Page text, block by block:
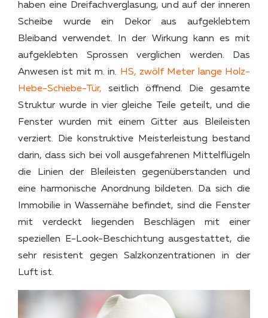
haben eine Dreifachverglasung, und auf der inneren
Scheibe wurde ein Dekor aus aufgeklebtem
Bleiband verwendet. In der Wirkung kann es mit
aufgeklebten Sprossen verglichen werden. Das
Anwesen ist mit m. in.
HS, zwölf Meter lange Holz-
Hebe-Schiebe-Tür, seitlich öffnend. Die gesamte
Struktur wurde in vier gleiche Teile geteilt, und die
Fenster wurden mit einem Gitter aus Bleileisten
verziert. Die konstruktive Meisterleistung bestand
darin, dass sich bei voll ausgefahrenen Mittelflügeln
die Linien der Bleileisten gegenüberstanden und
eine harmonische Anordnung bildeten. Da sich die
Immobilie in Wassernähe befindet, sind die Fenster
mit verdeckt liegenden Beschlägen mit einer
speziellen E-Look-Beschichtung ausgestattet, die
sehr resistent gegen Salzkonzentrationen in der
Luft ist.